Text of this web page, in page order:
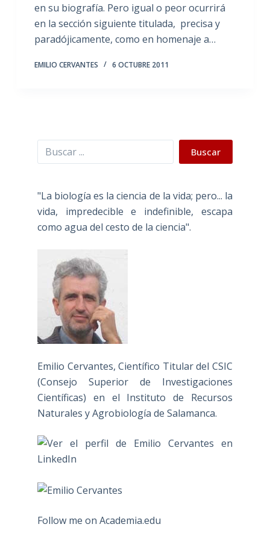
en su biografía. Pero igual o peor ocurrirá
en la sección siguiente titulada, precisa y
paradójicamente, como en homenaje a…
EMILIO CERVANTES 6 OCTUBRE 2011
Buscar Buscar
"La biología es la ciencia de la vida; pero... la
vida, impredecible e indefinible, escapa
como agua del cesto de la ciencia".
Emilio Cervantes, Científico Titular del CSIC
(Consejo Superior de Investigaciones
Científicas) en el Instituto de Recursos
Naturales y Agrobiología de Salamanca.
Follow me on Academia.edu